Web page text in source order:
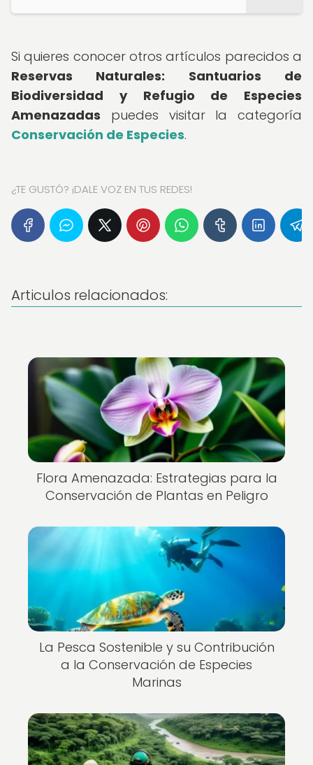
Si quieres conocer otros artículos parecidos a
Reservas Naturales: Santuarios de
Biodiversidad y Refugio de Especies
Amenazadas puedes visitar la categoría
Conservación de Especies.
¿TE GUSTÓ? ¡DALE VOZ EN TUS REDES!
Articulos relacionados:
Flora Amenazada: Estrategias para la
Conservación de Plantas en Peligro
La Pesca Sostenible y su Contribución
a la Conservación de Especies
Marinas